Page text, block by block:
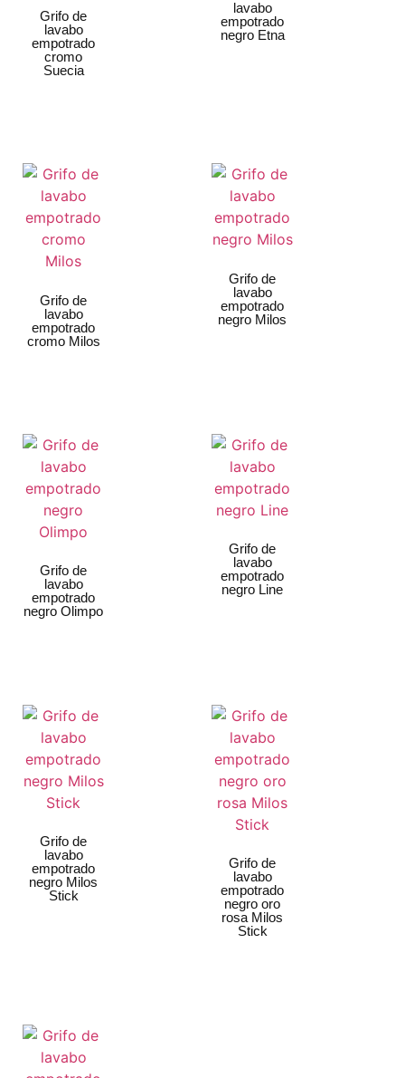
Grifo de
lavabo
empotrado
cromo
Suecia
lavabo
empotrado
negro Etna
Grifo de
lavabo
empotrado
cromo Milos
Grifo de
lavabo
empotrado
negro Milos
Grifo de
lavabo
empotrado
negro Olimpo
Grifo de
lavabo
empotrado
negro Line
Grifo de
lavabo
empotrado
negro Milos
Stick
Grifo de
lavabo
empotrado
negro oro
rosa Milos
Stick